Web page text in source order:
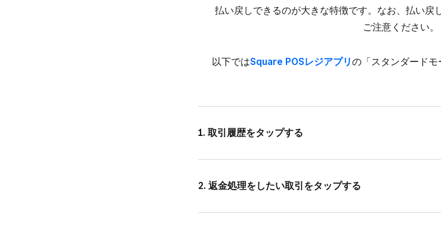
払い​戻しできるのが​大きな​特徴です。​なお、​払い​戻
ご注意ください。
以下では​Square POSレジアプリの​​「スタンダードモ
1. 取引履歴を​タップする
2. 返金処理を​したい​取引を​タップする